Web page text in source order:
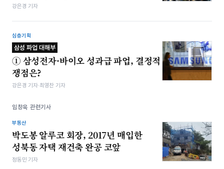
강은경 기자
심층기획
삼성 파업 대해부
① 삼성전자·바이오 성과급 파업, 결정적
쟁점은?
강은경 기자·최영찬 기자
임창욱 관련기사
부동산
박도봉 알루코 회장, 2017년 매입한
성북동 자택 재건축 완공 코앞
정동민 기자